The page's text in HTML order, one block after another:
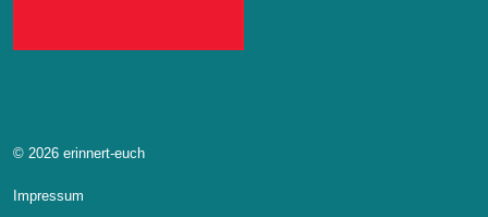
© 2026 erinnert-euch
Impressum